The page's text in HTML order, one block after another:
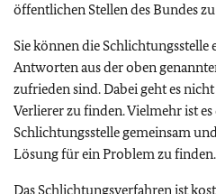
öffentlichen Stellen des Bundes
Sie können die Schlichtungsstelle
Antworten aus der oben
zufrieden sind. Dabei geht es
Verlierer zu finden. Vielmehr ist
Schlichtungsstelle gemeinsam
Lösung für ein Problem zu finden.
Das Schlichtungsverfahren ist